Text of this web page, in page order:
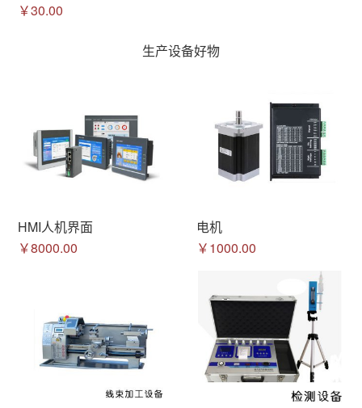
￥30.00
生产设备好物
HMI人机界面
￥8000.00
电机
￥1000.00